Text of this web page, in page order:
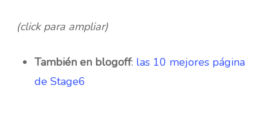
(click para ampliar)
También en blogoff: las 10 mejores página
de Stage6